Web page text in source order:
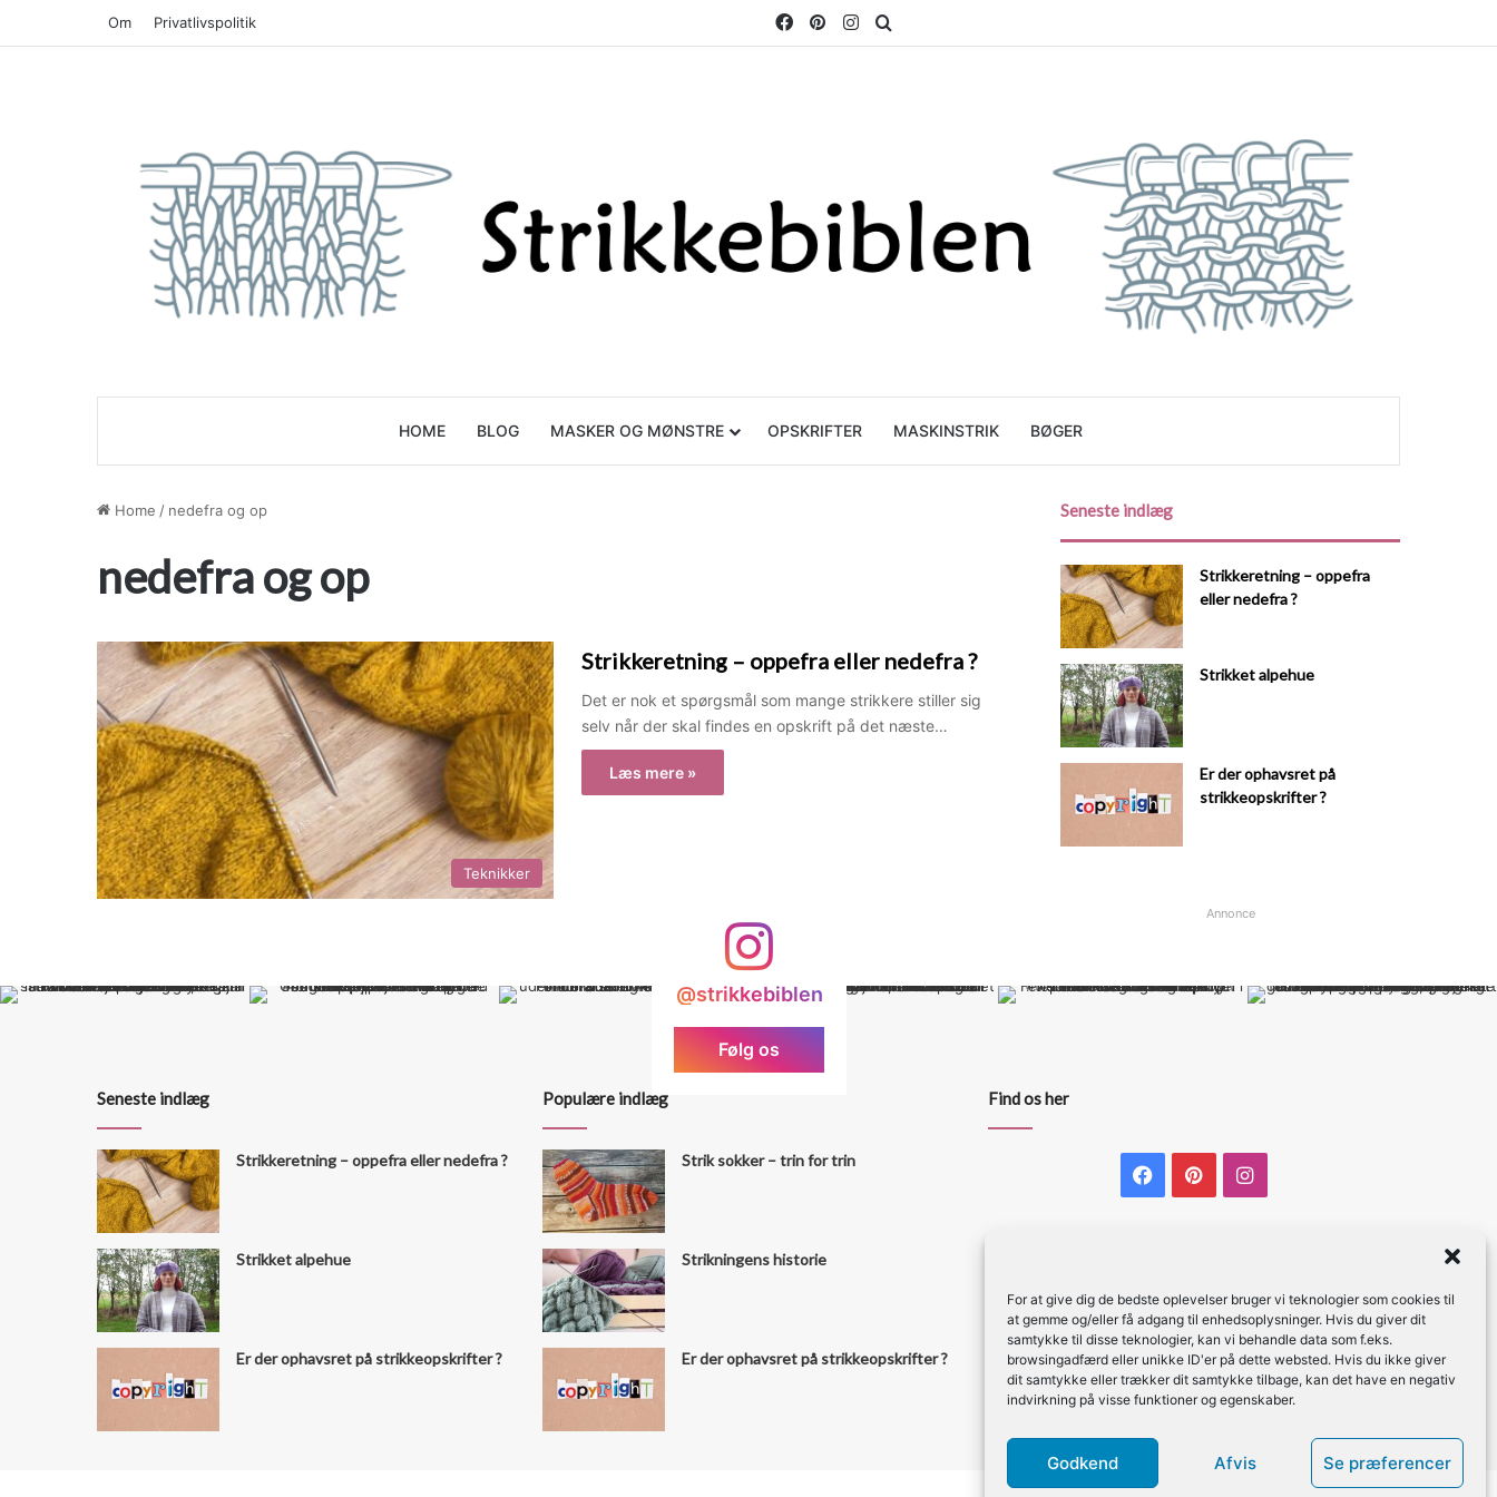
For at give dig de bedste oplevelser bruger vi teknologier som cookies til
at gemme og/eller få adgang til enhedsoplysninger. Hvis du giver dit
samtykke til disse teknologier, kan vi behandle data som f.eks.
browsingadfærd eller unikke ID'er på dette websted. Hvis du ikke giver
dit samtykke eller trækker dit samtykke tilbage, kan det have en negativ
indvirkning på visse funktioner og egenskaber.
Godkend Afvis Se præferencer
Om Privatlivspolitik Facebook
PinterestInstagram
HOME BLOG MASKER OG MØNSTRE OPSKRIFTER MASKINSTRIK BØGER
Home / nedefra og op
nedefra og op
Teknikker
Strikkeretning – oppefra eller nedefra ?
Det er nok et spørgsmål som mange strikkere stiller sig
selv når der skal findes en opskrift på det næste…
Læs mere »
Seneste indlæg
Strikkeretning – oppefra
eller nedefra ?
Strikket alpehue
Er der ophavsret på
strikkeopskrifter ?
Annonce
@strikkebiblen
Følg os
Seneste indlæg
Strikkeretning – oppefra eller nedefra ?
Strikket alpehue
Er der ophavsret på strikkeopskrifter ?
Populære indlæg
Strik sokker – trin for trin
Strikningens historie
Er der ophavsret på strikkeopskrifter ?
Find os her
Facebook
PinterestInstagram